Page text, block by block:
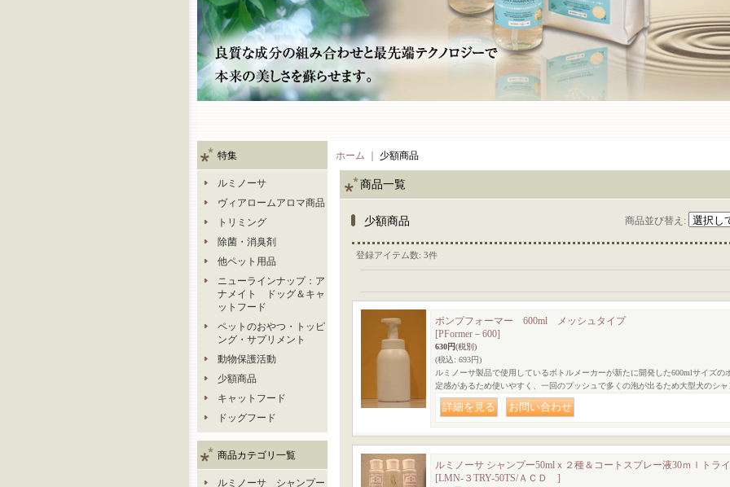
特集
ルミノーサ
ヴィアロームアロマ商品
トリミング
除菌・消臭剤
他ペット用品
ニューラインナップ：ア
ナメイト ドッグ＆キャ
ットフード
ペットのおやつ・トッピ
ング・サプリメント
動物保護活動
少額商品
キャットフード
ドッグフード
商品カテゴリ一覧
ルミノーサ シャンプー
ホーム 少額商品
商品一覧
少額商品 商品並び替え :
登録アイテム数: 3件
ポンプフォーマー 600ml メッシュタイプ
[PFormer－600]
630円(税別)
(税込: 693円)
ルミノーサ製品で使用しているボトルメーカーが新たに開発した600mlサイズ
定感があるため使いやすく、一回のプッシュで多くの泡が出るため大型犬のシ
ルミノーサ シャンプー50mlｘ２種＆コートスプレー液30ｍｌトラ
[LMN-３TRY-50TS/ＡＣＤ ]